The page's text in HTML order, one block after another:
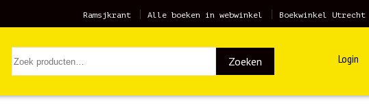
Ramsjkrant Alle boeken in webwinkel Boekwinkel Utrecht
Zoeken Login